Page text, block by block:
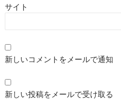
サイト
新しいコメントをメールで通知
新しい投稿をメールで受け取る